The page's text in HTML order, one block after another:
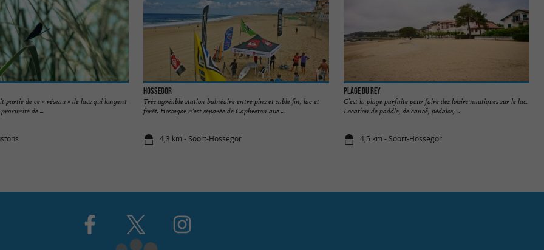
partie de ce « réseau » de lacs qui longent
de ...
Hossegor
Très agréable station balnéaire entre pins et sable fin, lac et
forêt. Hossegor n'est séparée de Capbreton que ...
4,3 km - Soort-Hossegor
Plage du Rey
C’est la plage parfaite pour faire des loisirs nautiques sur le lac.
Location de paddle, de canoë, pédalos, ...
4,5 km - Soort-Hossegor